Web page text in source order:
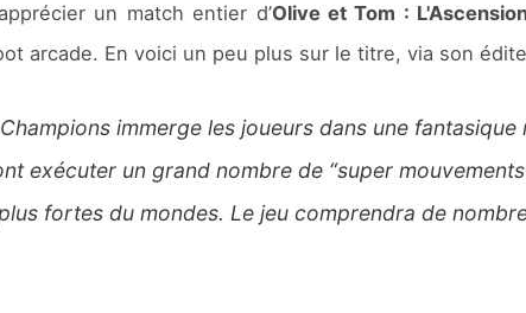
un match entier d’Olive et Tom :
arcade. En voici un peu plus sur le titre, via son
immerge les joueurs dans une
exécuter un grand nombre de “super
fortes du mondes. Le jeu comprendra de